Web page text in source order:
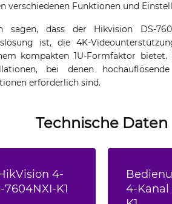
verschiedenen Funktionen und
sagen, dass der Hikvision DS-
ist, die 4K-
kompakten 1U-Formfaktor
bei denen
erforderlich sind.
Technische Daten
4-
7604NXI-K1
4-Kanal